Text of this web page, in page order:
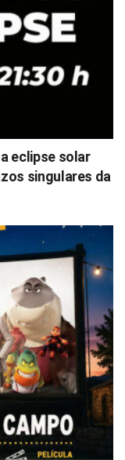
eclipse solar
singulares da